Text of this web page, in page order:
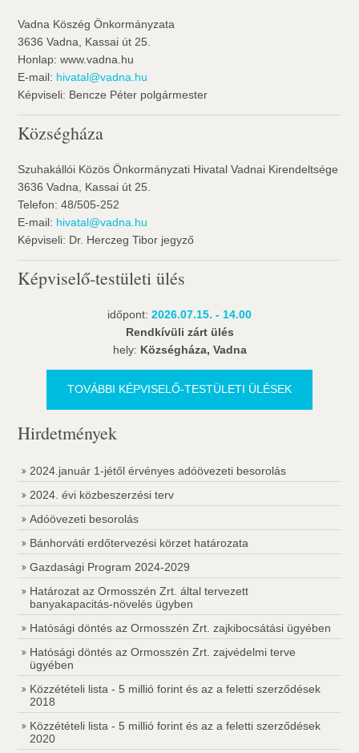
Vadna Köszég Önkormányzata
3636 Vadna, Kassai út 25.
Honlap: www.vadna.hu
E-mail: hivatal@vadna.hu
Képviseli: Bencze Péter polgármester
Községháza
Szuhakállói Közös Önkormányzati Hivatal Vadnai Kirendeltsége
3636 Vadna, Kassai út 25.
Telefon: 48/505-252
E-mail: hivatal@vadna.hu
Képviseli: Dr. Herczeg Tibor jegyző
Képviselő-testületi ülés
időpont: 2026.07.15. - 14.00
Rendkívüli zárt ülés
hely: Községháza, Vadna
TOVÁBBI KÉPVISELŐ-TESTÜLETI ÜLÉSEK
Hirdetmények
2024.január 1-jétől érvényes adóövezeti besorolás
2024. évi közbeszerzési terv
Adóövezeti besorolás
Bánhorváti erdőtervezési körzet határozata
Gazdasági Program 2024-2029
Határozat az Ormosszén Zrt. által tervezett
banyakapacitás-növelés ügyben
Hatósági döntés az Ormosszén Zrt. zajkibocsátási ügyében
Hatósági döntés az Ormosszén Zrt. zajvédelmi terve
ügyében
Közzétételi lista - 5 millió forint és az a feletti szerződések
2018
Közzétételi lista - 5 millió forint és az a feletti szerződések
2020